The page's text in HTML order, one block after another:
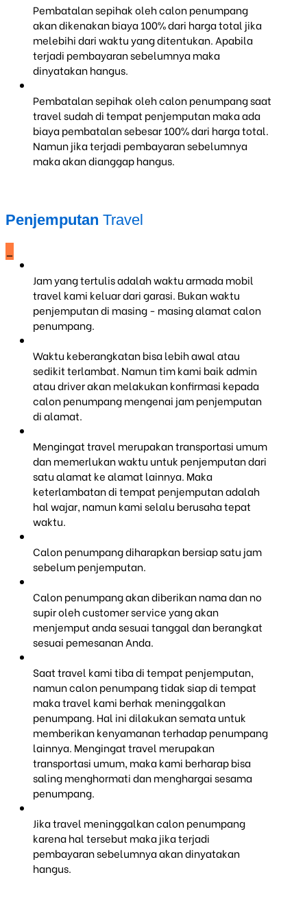
Pembatalan sepihak oleh calon penumpang
akan dikenakan biaya 100% dari harga total jika
melebihi dari waktu yang ditentukan. Apabila
terjadi pembayaran sebelumnya maka
dinyatakan hangus.
Pembatalan sepihak oleh calon penumpang saat
travel sudah di tempat penjemputan maka ada
biaya pembatalan sebesar 100% dari harga total.
Namun jika terjadi pembayaran sebelumnya
maka akan dianggap hangus.
Penjemputan Travel
_
Jam yang tertulis adalah waktu armada mobil
travel kami keluar dari garasi. Bukan waktu
penjemputan di masing - masing alamat calon
penumpang.
Waktu keberangkatan bisa lebih awal atau
sedikit terlambat. Namun tim kami baik admin
atau driver akan melakukan konfirmasi kepada
calon penumpang mengenai jam penjemputan
di alamat.
Mengingat travel merupakan transportasi umum
dan memerlukan waktu untuk penjemputan dari
satu alamat ke alamat lainnya. Maka
keterlambatan di tempat penjemputan adalah
hal wajar, namun kami selalu berusaha tepat
waktu.
Calon penumpang diharapkan bersiap satu jam
sebelum penjemputan.
Calon penumpang akan diberikan nama dan no
supir oleh customer service yang akan
menjemput anda sesuai tanggal dan berangkat
sesuai pemesanan Anda.
Saat travel kami tiba di tempat penjemputan,
namun calon penumpang tidak siap di tempat
maka travel kami berhak meninggalkan
penumpang. Hal ini dilakukan semata untuk
memberikan kenyamanan terhadap penumpang
lainnya. Mengingat travel merupakan
transportasi umum, maka kami berharap bisa
saling menghormati dan menghargai sesama
penumpang.
Jika travel meninggalkan calon penumpang
karena hal tersebut maka jika terjadi
pembayaran sebelumnya akan dinyatakan
hangus.